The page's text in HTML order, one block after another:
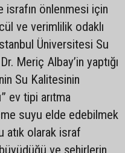
israfın önlenmesi için
ve verimlilik odaklı
Üniversitesi Su
Meriç Albay’in yaptığı
Su Kalitesinin
ev tipi arıtma
suyu elde edebilmek
atık olarak israf
ve şehirlerin